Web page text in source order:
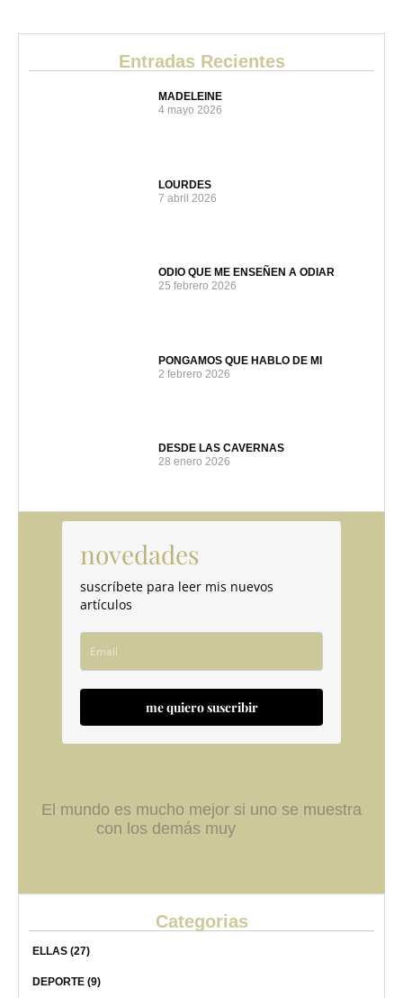
Entradas Recientes
MADELEINE
4 mayo 2026
LOURDES
7 abril 2026
ODIO QUE ME ENSEÑEN A ODIAR
25 febrero 2026
PONGAMOS QUE HABLO DE MI
2 febrero 2026
DESDE LAS CAVERNAS
28 enero 2026
novedades
suscríbete para leer mis nuevos
artículos
me quiero suscribir
El mundo es mucho mejor si uno se muestra
con los demás muy
Categorias
ELLAS (27)
DEPORTE (9)